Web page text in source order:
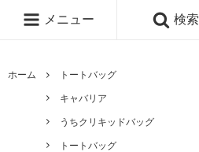
メニュー 検索
ホーム
トートバッグ
キャバリア
うちクリキッドバッグ
トートバッグ